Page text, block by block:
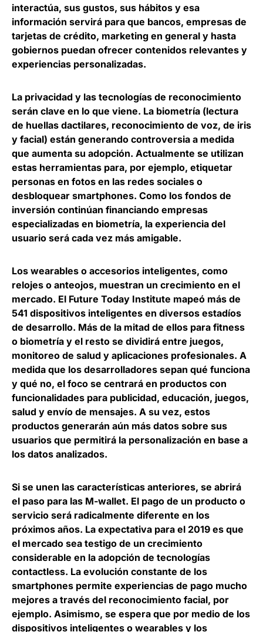
interactúa, sus gustos, sus hábitos y esa
información servirá para que bancos, empresas de
tarjetas de crédito, marketing en general y hasta
gobiernos puedan ofrecer contenidos relevantes y
experiencias personalizadas.
La privacidad y las tecnologías de reconocimiento
serán clave en lo que viene. La biometría (lectura
de huellas dactilares, reconocimiento de voz, de iris
y facial) están generando controversia a medida
que aumenta su adopción. Actualmente se utilizan
estas herramientas para, por ejemplo, etiquetar
personas en fotos en las redes sociales o
desbloquear smartphones. Como los fondos de
inversión continúan financiando empresas
especializadas en biometría, la experiencia del
usuario será cada vez más amigable.
Los wearables o accesorios inteligentes, como
relojes o anteojos, muestran un crecimiento en el
mercado. El Future Today Institute mapeó más de
541 dispositivos inteligentes en diversos estadíos
de desarrollo. Más de la mitad de ellos para fitness
o biometría y el resto se dividirá entre juegos,
monitoreo de salud y aplicaciones profesionales. A
medida que los desarrolladores sepan qué funciona
y qué no, el foco se centrará en productos con
funcionalidades para publicidad, educación, juegos,
salud y envío de mensajes. A su vez, estos
productos generarán aún más datos sobre sus
usuarios que permitirá la personalización en base a
los datos analizados.
Si se unen las características anteriores, se abrirá
el paso para las M-wallet. El pago de un producto o
servicio será radicalmente diferente en los
próximos años. La expectativa para el 2019 es que
el mercado sea testigo de un crecimiento
considerable en la adopción de tecnologías
contactless. La evolución constante de los
smartphones permite experiencias de pago mucho
mejores a través del reconocimiento facial, por
ejemplo. Asimismo, se espera que por medio de los
dispositivos inteligentes o wearables y los